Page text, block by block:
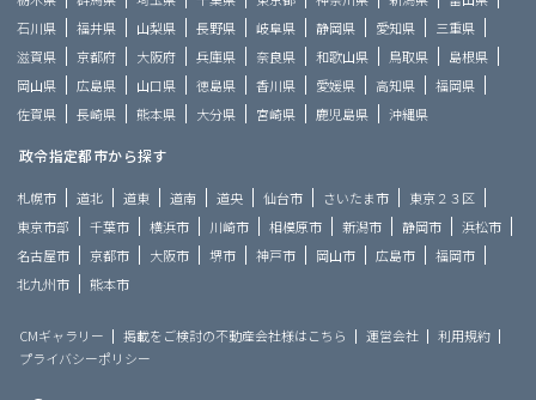
石川県
福井県 山梨県 長野県 岐阜県 静岡県 愛知県
三重県
滋賀県
京都府 大阪府 兵庫県 奈良県 和歌山県 鳥取県
島根県
岡山県
広島県 山口県 徳島県 香川県 愛媛県 高知県
福岡県
佐賀県
長崎県 熊本県 大分県 宮崎県 鹿児島県 沖縄県
政令指定都市から探す
札幌市 道北 道東 道南 道央 仙台市 さいたま市
東京２３区
東京市部
千葉市 横浜市 川崎市 相模原市 新潟市 静岡市
浜松市
名古屋市
京都市 大阪市 堺市 神戸市 岡山市 広島市
福岡市
北九州市
熊本市
CMギャラリー 掲載をご検討の不動産会社様はこちら 運営会社
利用規約
プライバシーポリシー